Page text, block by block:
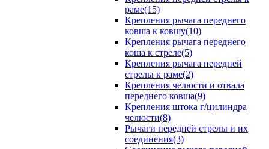
раме(15)
Крепления рычага переднего
ковша к ковшу(10)
Крепления рычага переднего
коша к стреле(5)
Крепления рычага передней
стрелы к раме(2)
Крепления челюсти и отвала
переднего ковша(9)
Крепления штока г/цилиндра
челюсти(8)
Рычаги передней стрелы и их
соединения(3)